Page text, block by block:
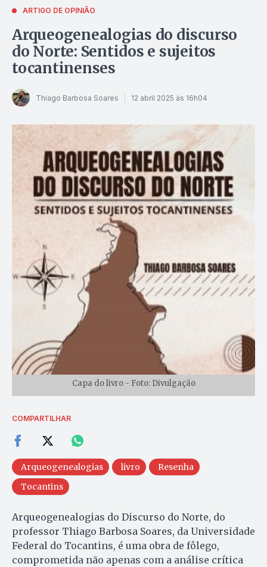
ARTIGO DE OPINIÃO
Arqueogenealogias do discurso
do Norte: Sentidos e sujeitos
tocantinenses
Thiago Barbosa Soares 12 abril 2025 às 16h04
Capa do livro - Foto: Divulgação
COMPARTILHAR
Arqueogenealogias livro
Resenha
Tocantins
Arqueogenealogias do Discurso do Norte, do
professor Thiago Barbosa Soares, da Universidade
Federal do Tocantins, é uma obra de fôlego,
comprometida não apenas com a análise crítica